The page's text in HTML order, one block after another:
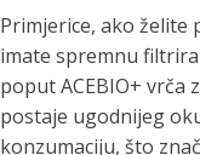
Primjerice, ako želite
imate spremnu
poput ACEBIO+ vrča
postaje ugodnijeg
konzumaciju, što